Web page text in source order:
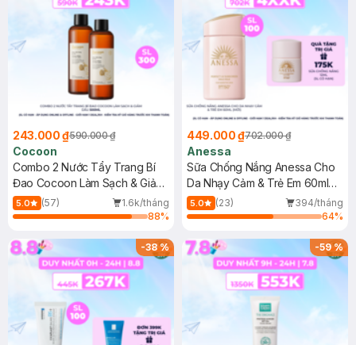
243.000 ₫590.000 ₫
Cocoon
Combo 2 Nước Tẩy Trang Bí
Đao Cocoon Làm Sạch & Giảm
Dầu 500ml
5.0 (57)
1.6k/tháng
88%
449.000 ₫702.000 ₫
Anessa
Sữa Chống Nắng Anessa Cho
Da Nhạy Cảm & Trẻ Em 60ml
(Mới)
5.0 (23)
394/tháng
64%
-38% -59%